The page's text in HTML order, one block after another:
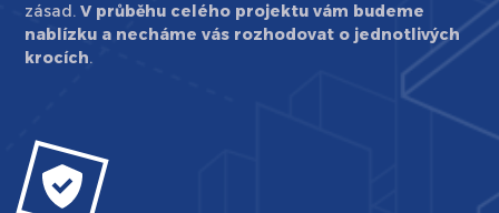
zásad.V průběhu celého projektu vám budeme
nablízku a necháme vás rozhodovat o jednotlivých
krocích.